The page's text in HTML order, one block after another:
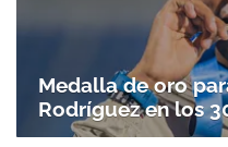
Medalla de oro
Rodríguez en los